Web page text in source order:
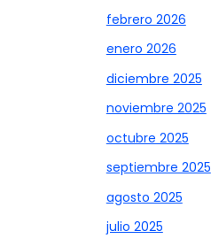
febrero 2026
enero 2026
diciembre 2025
noviembre 2025
octubre 2025
septiembre 2025
agosto 2025
julio 2025